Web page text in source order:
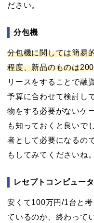
ださい。
分包機
分包機に関しては簡易
程度、新品のものは
リースをすることで融
予算に合わせて検討し
物をする必要がないケ
も知っておくと良いで
者として必要になるの
もしてみてくださいね。
レセプトコンピュー
安くて100万円/1台と
ているのか、終わって